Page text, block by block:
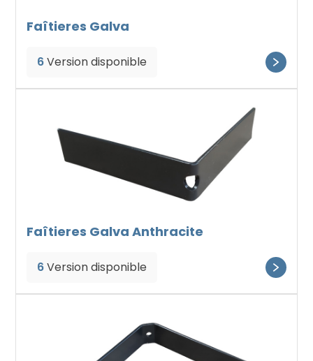
Faîtieres Galva
6Version disponible
Faîtieres Galva Anthracite
6Version disponible